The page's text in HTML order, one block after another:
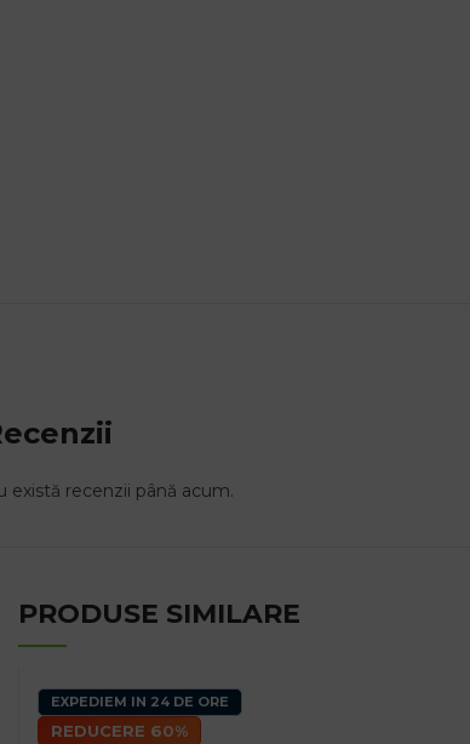
există recenzii până acum.
PRODUSE SIMILARE
EXPEDIEM IN 24 DE ORE
REDUCERE 60%